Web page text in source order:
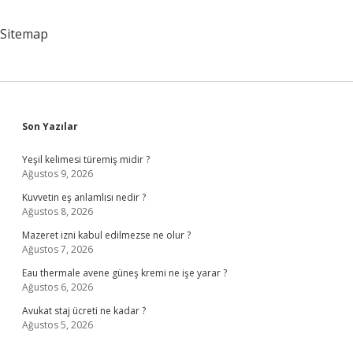
Sitemap
Sidebar
Son Yazılar
Yeşil kelimesi türemiş midir ?
Ağustos 9, 2026
Kuvvetin eş anlamlısı nedir ?
Ağustos 8, 2026
Mazeret izni kabul edilmezse ne olur ?
Ağustos 7, 2026
Eau thermale avene güneş kremi ne işe yarar ?
Ağustos 6, 2026
Avukat staj ücreti ne kadar ?
Ağustos 5, 2026